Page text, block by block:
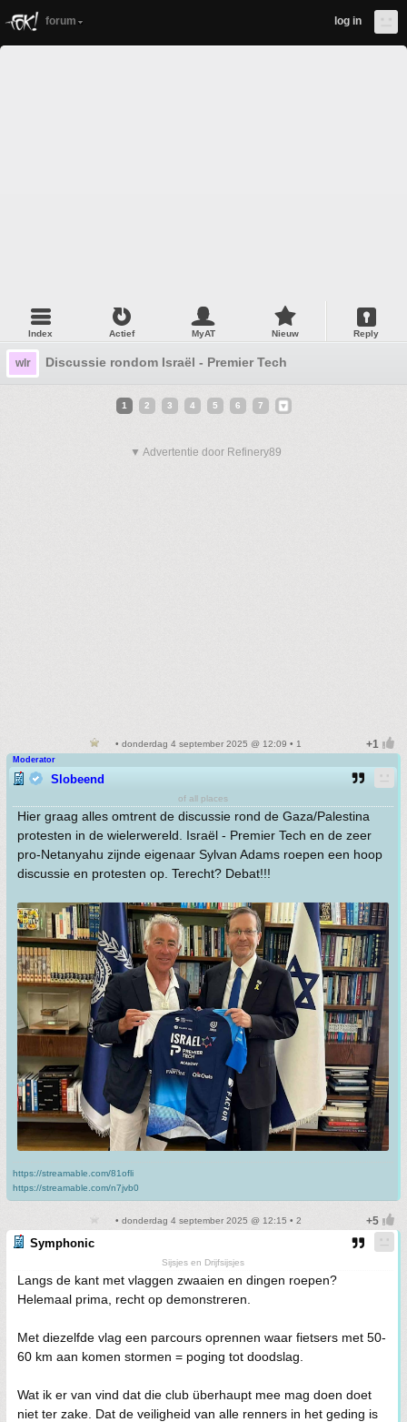
forum log in
Index Actief MyAT Nieuw Reply
wlr Discussie rondom Israël - Premier Tech
1 2 3 4 5 6 7
▼ Advertentie door Refinery89
• donderdag 4 september 2025 @ 12:09 • 1
Moderator
Slobeend
of all places
Hier graag alles omtrent de discussie rond de Gaza/Palestina
protesten in de wielerwereld. Israël - Premier Tech en de zeer
pro-Netanyahu zijnde eigenaar Sylvan Adams roepen een hoop
discussie en protesten op. Terecht? Debat!!!
https://streamable.com/81ofli
https://streamable.com/n7jvb0
• donderdag 4 september 2025 @ 12:15 • 2
Symphonic
Sijsjes en Drijfsijsjes
Langs de kant met vlaggen zwaaien en dingen roepen?
Helemaal prima, recht op demonstreren.
Met diezelfde vlag een parcours oprennen waar fietsers met 50-
60 km aan komen stormen = poging tot doodslag.
Wat ik er van vind dat die club überhaupt mee mag doen doet
niet ter zake. Dat de veiligheid van alle renners in het geding is